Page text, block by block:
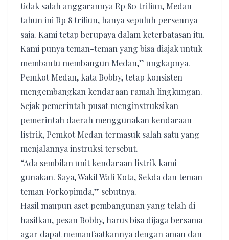
tidak salah anggarannya Rp 80 triliun, Medan
tahun ini Rp 8 triliun, hanya sepuluh persennya
saja. Kami tetap berupaya dalam keterbatasan itu.
Kami punya teman-teman yang bisa diajak untuk
membantu membangun Medan,” ungkapnya.
Pemkot Medan, kata Bobby, tetap konsisten
mengembangkan kendaraan ramah lingkungan.
Sejak pemerintah pusat menginstruksikan
pemerintah daerah menggunakan kendaraan
listrik, Pemkot Medan termasuk salah satu yang
menjalannya instruksi tersebut.
“Ada sembilan unit kendaraan listrik kami
gunakan. Saya, Wakil Wali Kota, Sekda dan teman-
teman Forkopimda,” sebutnya.
Hasil maupun aset pembangunan yang telah di
hasilkan, pesan Bobby, harus bisa dijaga bersama
agar dapat memanfaatkannya dengan aman dan